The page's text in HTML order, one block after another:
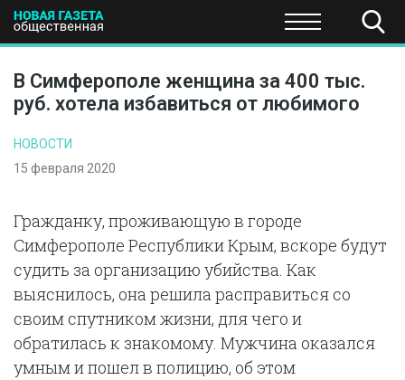
ПОЛИТИКА ЭКОНОМИКА НАУКА И
В Симферополе женщина за 400 тыс.
руб. хотела избавиться от любимого
НОВОСТИ
15 февраля 2020
Гражданку, проживающую в городе
Симферополе Республики Крым, вскоре будут
судить за организацию убийства. Как
выяснилось, она решила расправиться со
своим спутником жизни, для чего и
обратилась к знакомому. Мужчина оказался
умным и пошел в полицию, об этом